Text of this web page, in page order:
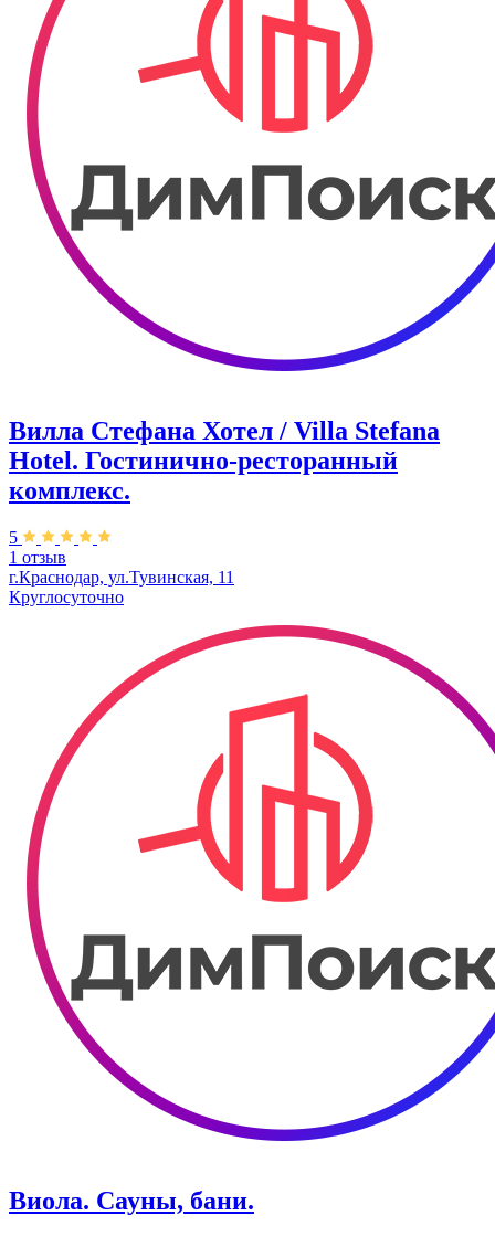
Вилла Стефана Хотел / Villa Stefana
Hotel. Гостинично-ресторанный
комплекс.
5
1 отзыв
г.Краснодар, ул.Тувинская, 11
Круглосуточно
Виола. Сауны, бани.